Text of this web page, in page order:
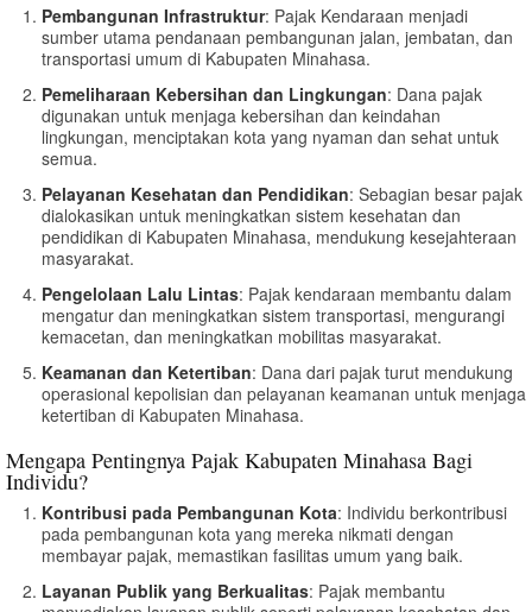
Pembangunan Infrastruktur: Pajak Kendaraan menjadi
sumber utama pendanaan pembangunan jalan, jembatan, dan
transportasi umum di Kabupaten Minahasa.
Pemeliharaan Kebersihan dan Lingkungan: Dana pajak
digunakan untuk menjaga kebersihan dan keindahan
lingkungan, menciptakan kota yang nyaman dan sehat untuk
semua.
Pelayanan Kesehatan dan Pendidikan: Sebagian besar pajak
dialokasikan untuk meningkatkan sistem kesehatan dan
pendidikan di Kabupaten Minahasa, mendukung kesejahteraan
masyarakat.
Pengelolaan Lalu Lintas: Pajak kendaraan membantu dalam
mengatur dan meningkatkan sistem transportasi, mengurangi
kemacetan, dan meningkatkan mobilitas masyarakat.
Keamanan dan Ketertiban: Dana dari pajak turut mendukung
operasional kepolisian dan pelayanan keamanan untuk menjaga
ketertiban di Kabupaten Minahasa.
Mengapa Pentingnya Pajak Kabupaten Minahasa Bagi
Individu?
Kontribusi pada Pembangunan Kota: Individu berkontribusi
pada pembangunan kota yang mereka nikmati dengan
membayar pajak, memastikan fasilitas umum yang baik.
Layanan Publik yang Berkualitas: Pajak membantu